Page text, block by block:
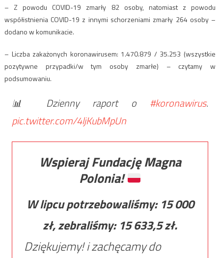
– Z powodu COVID-19 zmarły 82 osoby, natomiast z powodu
współistnienia COVID-19 z innymi schorzeniami zmarły 264 osoby –
dodano w komunikacie.
– Liczba zakażonych koronawirusem: 1.470.879 / 35.253 (wszystkie
pozytywne przypadki/w tym osoby zmarłe) – czytamy w
podsumowaniu.
📊 Dzienny raport o #koronawirus.
pic.twitter.com/4ljKubMpUn
Wspieraj Fundację Magna
Polonia!
W lipcu potrzebowaliśmy: 15 000
zł, zebraliśmy: 15 633,5zł.
Dziękujemy! i zachęcamy do